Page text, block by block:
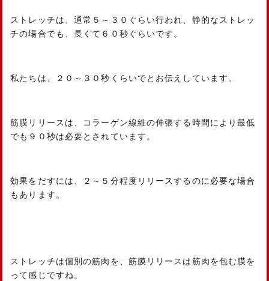
ストレッチは、通常５～３０ぐらい行われ、静的なストレッ
チの場合でも、長くて６０秒ぐらいです。
私たちは、２０～３０秒くらいでとお伝えしています。
筋膜リリースは、コラーゲン線維の伸張する時間により最低
でも９０秒は必要とされています。
効果をだすには、２～５分程度リリースするのに必要な場合
もあります。
ストレッチは個別の筋肉を、筋膜リリースは筋肉を包む膜を
って感じですね。